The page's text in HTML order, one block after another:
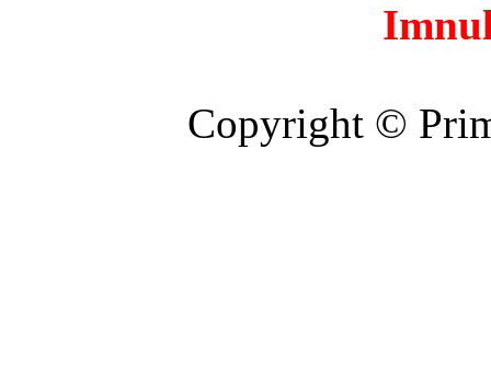
Copyright ©